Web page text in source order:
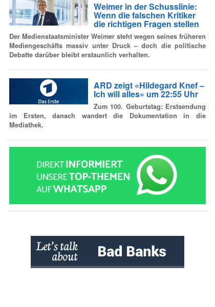
Weimer in der Schusslinie:
Wenn die falschen Kritiker
die richtigen Fragen stellen
Der Medienstaatsminister Weimer steht wegen seines früheren
Mediengeschäfts massiv unter Druck – doch die politische
Debatte darüber bleibt erstaunlich verhalten.
ARD zeigt «Hildegard Knef –
Ich will alles» um 22:55 Uhr
Zum 100. Geburtstag: Erstsendung
im Ersten, danach wandert die Dokumentation in die
Mediathek.